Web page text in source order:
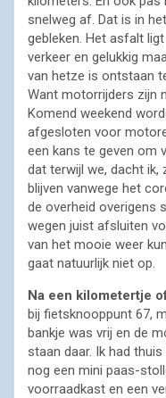
snelweg af. Dat is in
gebleken. Het asfalt
verkeer en gelukkig
van hetze is ontstaan
Want motorrijders zijn
Komend weekend
afgesloten voor
een kans te geven om
dat terwijl we, dacht ik,
blijven vanwege het
de overheid overigens
wegen juist afsluiten
van het mooie weer
gaat natuurlijk niet op.
Na een kilometertje
bij fietsknooppunt 67,
bankje was vrij en de
staan daar. Ik had
nog een mini paas-
voorraadkast en een